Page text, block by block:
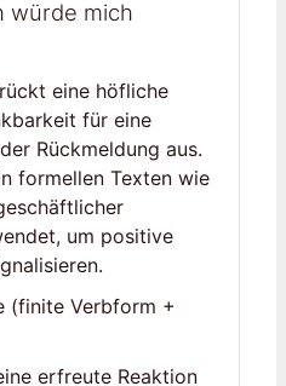
würde mich
eine höfliche
für eine
Rückmeldung aus.
formellen Texten wie
um positive
(finite Verbform +
erfreute Reaktion